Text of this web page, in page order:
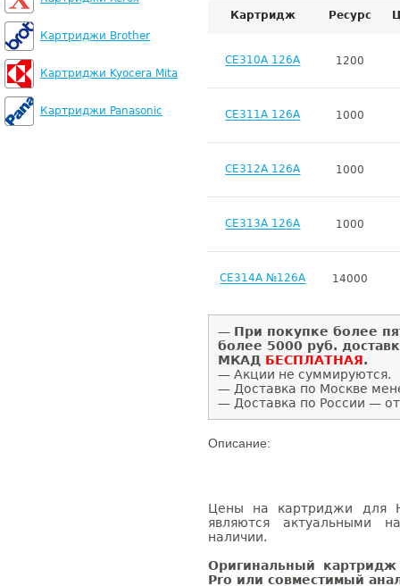
Картриджи Brother
Картриджи Kyocera Mita
Картриджи Panasonic
Картридж Ресурс
CE310A 126A 1200
CE311A 126A 1000
CE312A 126A 1000
CE313A 126A 1000
CE314A №126A 14000
— При покупке более
более 5000 руб.
МКАД БЕСПЛАТНАЯ.
— Акции не суммируются.
— Доставка по Москве
— Доставка по России —
Описание:
Цены на картриджи для
являются актуальными
наличии.
Оригинальный
Pro или совместимый